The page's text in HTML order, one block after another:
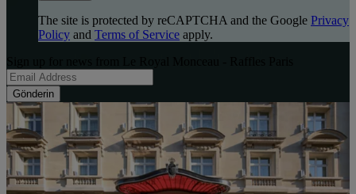
The site is protected by reCAPTCHA and the Google Privacy
Policy and Terms of Service apply.
Gönderin